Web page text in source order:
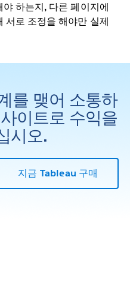
하는지, 다른 페이지에
서로 조정을 해야만 실제
를 맺어 소통하
이트로 수익을
시오.
지금 Tableau 구매